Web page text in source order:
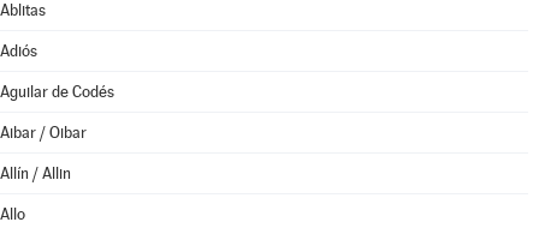
Ablitas
Adiós
Aguilar de Codés
Aibar / Oibar
Allín / Allin
Allo